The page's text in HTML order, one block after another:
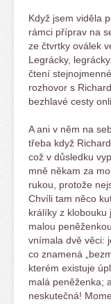
Když jsem viděla
rámci příprav na
ze čtvrtky oválek
Legrácky,
čtení
rozhovor s
bezhlavé cesty
A ani v něm na
třeba když
což v důsledku
mně někam za
rukou, protože
Chvíli tam něco
králíky z klobouku
malou
vnímala dvě věci:
co znamená
kterém existuje
malá peněženka;
neskutečná!